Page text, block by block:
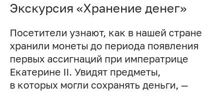
Экскурсия «Хранение денег»
Посетители узнают, как в нашей стране
хранили монеты до периода появления
первых ассигнаций при императрице
Екатерине II. Увидят предметы,
в которых могли сохранять деньги, —